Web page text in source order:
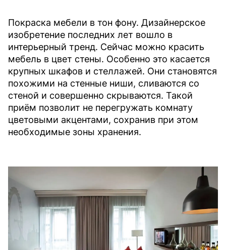
Покраска мебели в тон фону. Дизайнерское
изобретение последних лет вошло в
интерьерный тренд. Сейчас можно красить
мебель в цвет стены. Особенно это касается
крупных шкафов и стеллажей. Они становятся
похожими на стенные ниши, сливаются со
стеной и совершенно скрываются. Такой
приём позволит не перегружать комнату
цветовыми акцентами, сохранив при этом
необходимые зоны хранения.